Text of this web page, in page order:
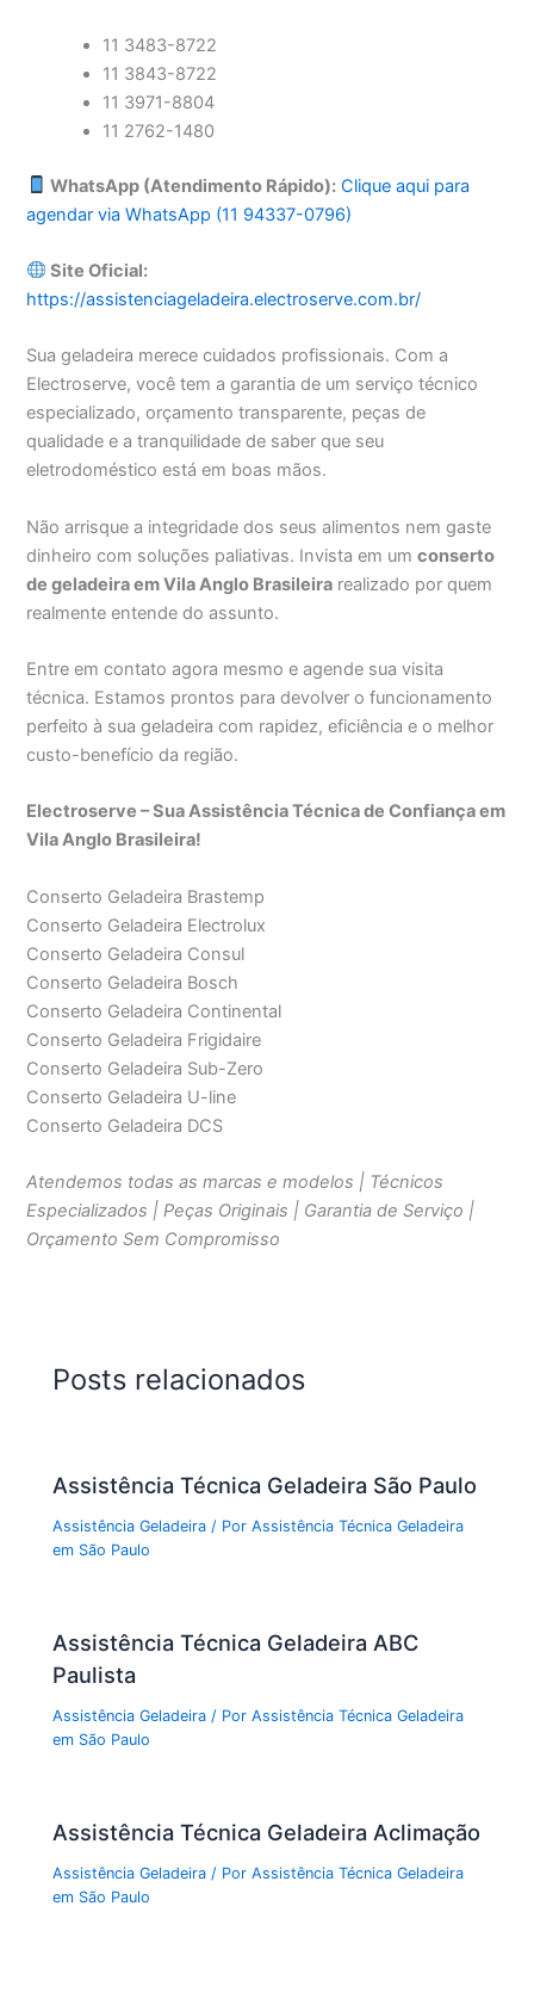
11 3483-8722
11 3843-8722
11 3971-8804
11 2762-1480
WhatsApp (Atendimento Rápido): Clique aqui para
agendar via WhatsApp (11 94337-0796)
Site Oficial:
https://assistenciageladeira.electroserve.com.br/
Sua geladeira merece cuidados profissionais. Com a
Electroserve, você tem a garantia de um serviço técnico
especializado, orçamento transparente, peças de
qualidade e a tranquilidade de saber que seu
eletrodoméstico está em boas mãos.
Não arrisque a integridade dos seus alimentos nem gaste
dinheiro com soluções paliativas. Invista em umconserto
de geladeira em Vila Anglo Brasileira realizado por quem
realmente entende do assunto.
Entre em contato agora mesmo e agende sua visita
técnica. Estamos prontos para devolver o funcionamento
perfeito à sua geladeira com rapidez, eficiência e o melhor
custo-benefício da região.
Electroserve – Sua Assistência Técnica de Confiança em
Vila Anglo Brasileira!
Conserto Geladeira Brastemp
Conserto Geladeira Electrolux
Conserto Geladeira Consul
Conserto Geladeira Bosch
Conserto Geladeira Continental
Conserto Geladeira Frigidaire
Conserto Geladeira Sub-Zero
Conserto Geladeira U-line
Conserto Geladeira DCS
Atendemos todas as marcas e modelos | Técnicos
Especializados | Peças Originais | Garantia de Serviço |
Orçamento Sem Compromisso
Posts relacionados
Assistência Técnica Geladeira São Paulo
Assistência Geladeira / PorAssistência Técnica Geladeira
em São Paulo
Assistência Técnica Geladeira ABC
Paulista
Assistência Geladeira / PorAssistência Técnica Geladeira
em São Paulo
Assistência Técnica Geladeira Aclimação
Assistência Geladeira / PorAssistência Técnica Geladeira
em São Paulo